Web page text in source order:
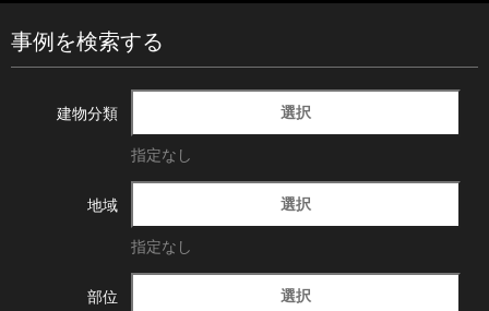
事例を検索する
建物分類 選択
指定なし
地域 選択
指定なし
部位 選択